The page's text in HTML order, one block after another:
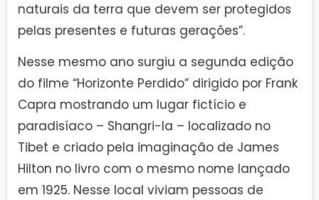
naturais da terra que devem ser protegidos
pelas presentes e futuras gerações”.
Nesse mesmo ano surgiu a segunda edição
do filme “Horizonte Perdido” dirigido por Frank
Capra mostrando um lugar fictício e
paradisíaco – Shangri-la – localizado no
Tibet e criado pela imaginação de James
Hilton no livro com o mesmo nome lançado
em 1925. Nesse local viviam pessoas de